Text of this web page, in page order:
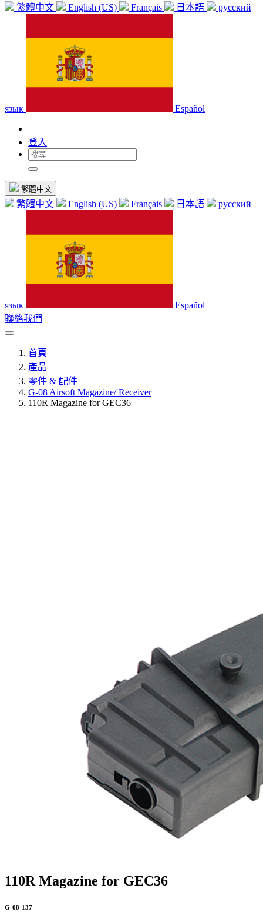
繁體中文 English (US) Français 日本語 русский
язык Español
登入
繁體中文
繁體中文 English (US) Français 日本語 русский
язык
Español
聯絡我們
首頁
產品
零件 & 配件
G-08 Airsoft Magazine/ Receiver
110R Magazine for GEC36
110R Magazine for GEC36
G-08-137